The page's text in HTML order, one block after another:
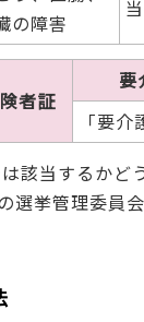
の障害
当
者証
要
「要介
該当するかど
選挙管理委員